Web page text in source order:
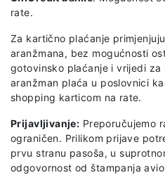
rate.
Za kartično plaćanje
aranžmana, bez mogućnosti
gotovinsko plaćanje i vrijedi
aranžman plaća u poslovnici
shopping karticom na rate.
Prijavljivanje: Preporučujemo
ograničen. Prilikom prijave
prvu stranu pasoša, u
odgovornost od štampanja